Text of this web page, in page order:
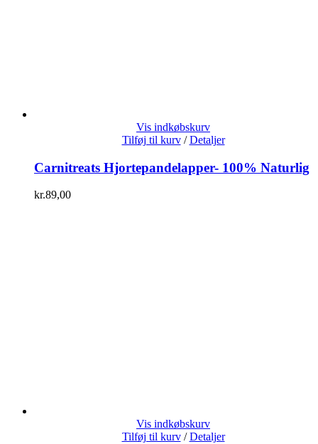
Vis indkøbskurv
Tilføj til kurv / Detaljer
Carnitreats Hjortepandelapper- 100% Naturlig
kr.89,00
Vis indkøbskurv
Tilføj til kurv / Detaljer